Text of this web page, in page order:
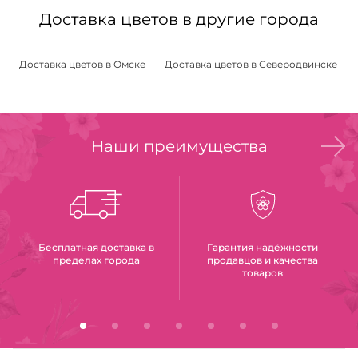
Доставка цветов в другие города
Доставка цветов в Омске Доставка цветов в Северодвинске
Наши преимущества
Бесплатная доставка в
пределах города
Гарантия надёжности
продавцов и качества
товаров